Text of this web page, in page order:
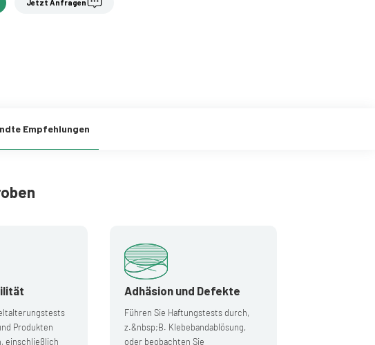
Jetzt Anfragen
Empfehlungen
Produkten
einschließlich
Adhäsion und Defekte
Führen Sie Haftungstests durch,
z.&nbsp;B. Klebebandablösung,
oder beobachten Sie